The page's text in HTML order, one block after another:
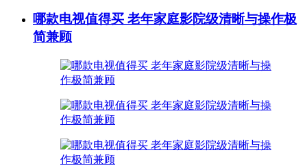
哪款电视值得买 老年家庭影院级清晰与操作极
简兼顾